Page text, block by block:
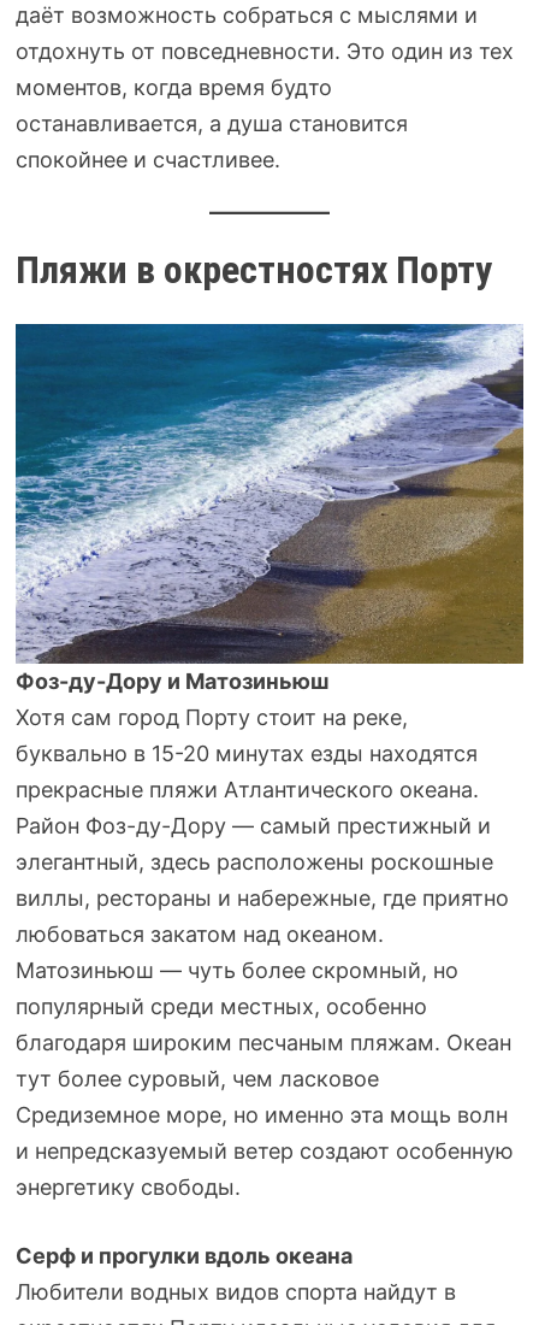
даёт возможность собраться с мыслями и
отдохнуть от повседневности. Это один из тех
моментов, когда время будто
останавливается, а душа становится
спокойнее и счастливее.
Пляжи в окрестностях Порту
Фоз-ду-Дору и Матозиньюш
Хотя сам город Порту стоит на реке,
буквально в 15-20 минутах езды находятся
прекрасные пляжи Атлантического океана.
Район Фоз-ду-Дору — самый престижный и
элегантный, здесь расположены роскошные
виллы, рестораны и набережные, где приятно
любоваться закатом над океаном.
Матозиньюш — чуть более скромный, но
популярный среди местных, особенно
благодаря широким песчаным пляжам. Океан
тут более суровый, чем ласковое
Средиземное море, но именно эта мощь волн
и непредсказуемый ветер создают особенную
энергетику свободы.
Серф и прогулки вдоль океана
Любители водных видов спорта найдут в